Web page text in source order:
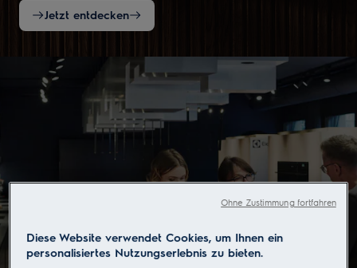
Jetzt entdecken
Diese Website verwendet Cookies, um Ihnen ein
personalisiertes Nutzungserlebnis zu bieten.
Ohne Zustimmung fortfahren